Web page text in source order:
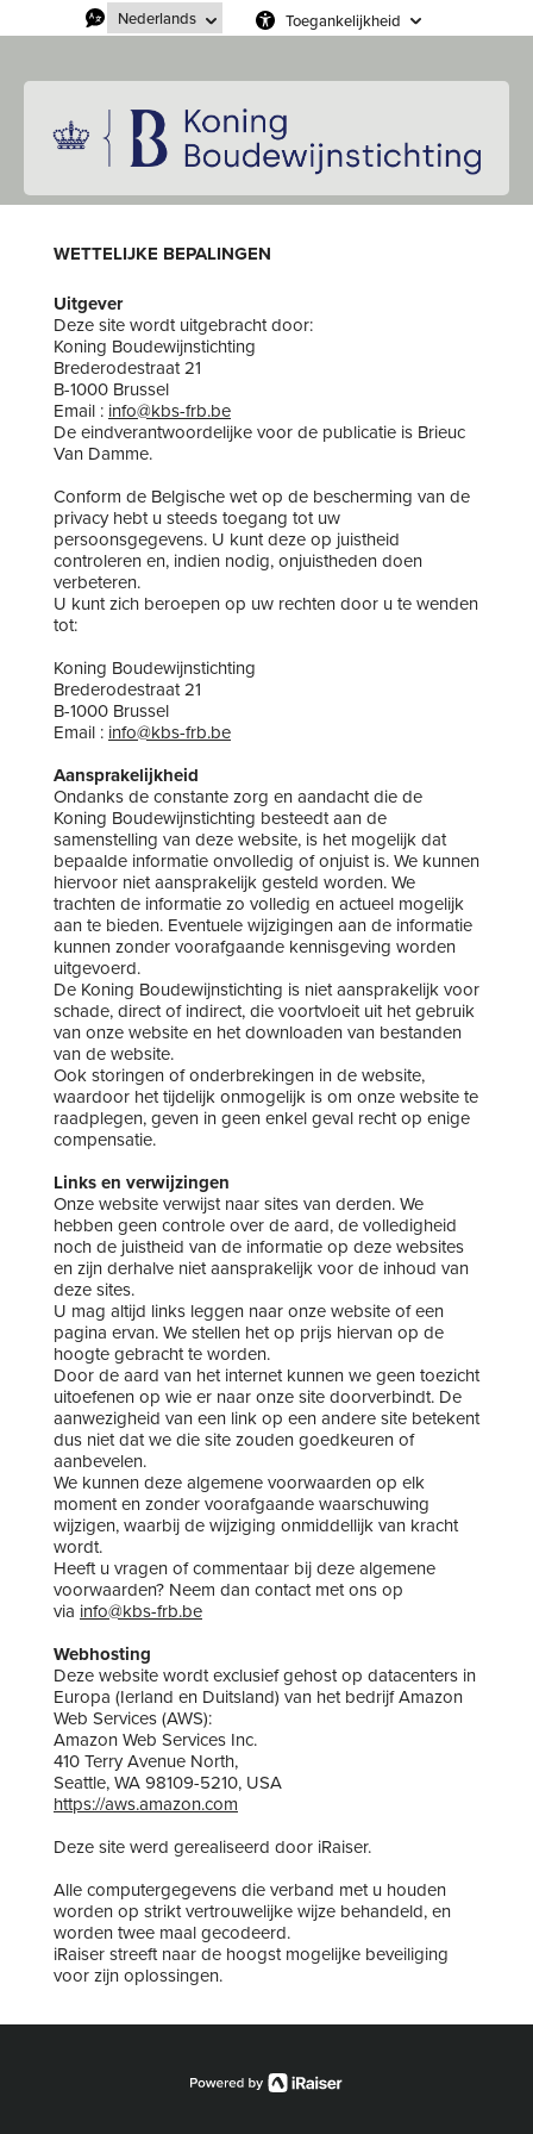
Toegankelijkheid
WETTELIJKE BEPALINGEN
Uitgever
Deze site wordt uitgebracht door:
Koning Boudewijnstichting
Brederodestraat 21
B-1000 Brussel
Email : info@kbs-frb.be
De eindverantwoordelijke voor de publicatie is Brieuc
Van Damme.
Conform de Belgische wet op de bescherming van de
privacy hebt u steeds toegang tot uw
persoonsgegevens. U kunt deze op juistheid
controleren en, indien nodig, onjuistheden doen
verbeteren.
U kunt zich beroepen op uw rechten door u te wenden
tot:
Koning Boudewijnstichting
Brederodestraat 21
B-1000 Brussel
Email : info@kbs-frb.be
Aansprakelijkheid
Ondanks de constante zorg en aandacht die de
Koning Boudewijnstichting besteedt aan de
samenstelling van deze website, is het mogelijk dat
bepaalde informatie onvolledig of onjuist is. We kunnen
hiervoor niet aansprakelijk gesteld worden. We
trachten de informatie zo volledig en actueel mogelijk
aan te bieden. Eventuele wijzigingen aan de informatie
kunnen zonder voorafgaande kennisgeving worden
uitgevoerd.
De Koning Boudewijnstichting is niet aansprakelijk voor
schade, direct of indirect, die voortvloeit uit het gebruik
van onze website en het downloaden van bestanden
van de website.
Ook storingen of onderbrekingen in de website,
waardoor het tijdelijk onmogelijk is om onze website te
raadplegen, geven in geen enkel geval recht op enige
compensatie.
Links en verwijzingen
Onze website verwijst naar sites van derden. We
hebben geen controle over de aard, de volledigheid
noch de juistheid van de informatie op deze websites
en zijn derhalve niet aansprakelijk voor de inhoud van
deze sites.
U mag altijd links leggen naar onze website of een
pagina ervan. We stellen het op prijs hiervan op de
hoogte gebracht te worden.
Door de aard van het internet kunnen we geen toezicht
uitoefenen op wie er naar onze site doorverbindt. De
aanwezigheid van een link op een andere site betekent
dus niet dat we die site zouden goedkeuren of
aanbevelen.
We kunnen deze algemene voorwaarden op elk
moment en zonder voorafgaande waarschuwing
wijzigen, waarbij de wijziging onmiddellijk van kracht
wordt.
Heeft u vragen of commentaar bij deze algemene
voorwaarden? Neem dan contact met ons op
via info@kbs-frb.be
Webhosting
Deze website wordt exclusief gehost op datacenters in
Europa (Ierland en Duitsland) van het bedrijf Amazon
Web Services (AWS):
Amazon Web Services Inc.
410 Terry Avenue North,
Seattle, WA 98109-5210, USA
https://aws.amazon.com
Deze site werd gerealiseerd door iRaiser.
Alle computergegevens die verband met u houden
worden op strikt vertrouwelijke wijze behandeld, en
worden twee maal gecodeerd.
iRaiser streeft naar de hoogst mogelijke beveiliging
voor zijn oplossingen.